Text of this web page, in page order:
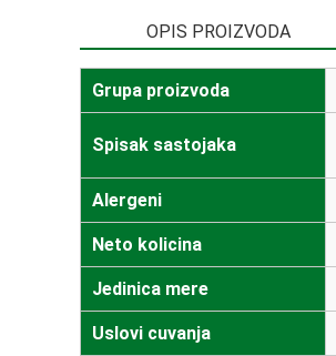
OPIS PROIZVODA
Grupa proizvoda
Spisak sastojaka
Alergeni
Neto kolicina
Jedinica mere
Uslovi cuvanja